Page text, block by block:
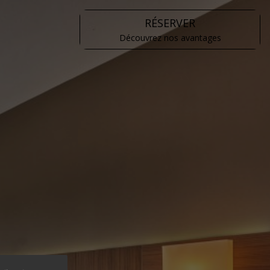
RÉSERVER
Découvrez nos avantages